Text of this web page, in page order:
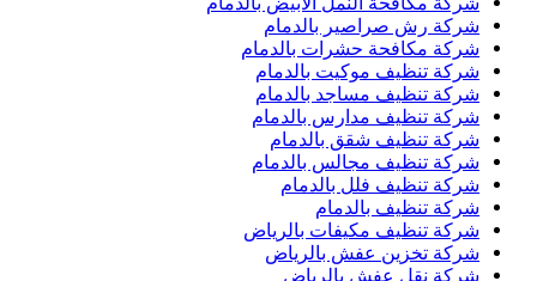
شركة رش صراصير بالدمام
شركة مكافحة حشرات بالدمام
شركة تنظيف موكيت بالدمام
شركة تنظيف مساجد بالدمام
شركة تنظيف مدارس بالدمام
شركة تنظيف شقق بالدمام
شركة تنظيف مجالس بالدمام
شركة تنظيف فلل بالدمام
شركة تنظيف بالدمام
شركة تنظيف مكيفات بالرياض
شركة تخزين عفش بالرياض
شركة نقل عفش بالرياض